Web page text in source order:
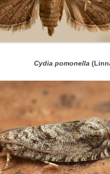
Cydia pomonella